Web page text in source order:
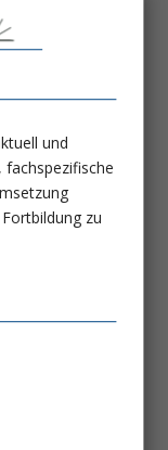
sonde
und
zu